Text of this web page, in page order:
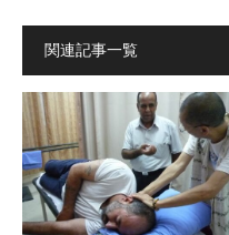
関連記事一覧